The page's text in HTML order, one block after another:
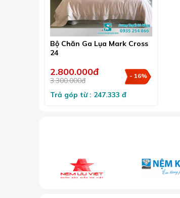
An toàn cho da:Lụa là chất liệu
Sang trọng và đẳng cấp:Lụa có
phòng ngủ.
Bộ Chăn Ga Lụa Mark Cross
24
2.800.000đ
3.300.000đ
- 16%
Trả góp từ : 247.333 đ